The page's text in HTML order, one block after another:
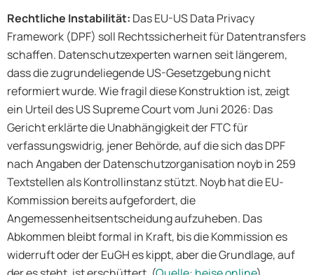
Rechtliche Instabilität: Das EU-US Data Privacy
Framework (DPF) soll Rechtssicherheit für Datentransfers
schaffen. Datenschutzexperten warnen seit längerem,
dass die zugrundeliegende US-Gesetzgebung nicht
reformiert wurde. Wie fragil diese Konstruktion ist, zeigt
ein Urteil des US Supreme Court vom Juni 2026: Das
Gericht erklärte die Unabhängigkeit der FTC für
verfassungswidrig, jener Behörde, auf die sich das DPF
nach Angaben der Datenschutzorganisation noyb in 259
Textstellen als Kontrollinstanz stützt. Noyb hat die EU-
Kommission bereits aufgefordert, die
Angemessenheitsentscheidung aufzuheben. Das
Abkommen bleibt formal in Kraft, bis die Kommission es
widerruft oder der EuGH es kippt, aber die Grundlage, auf